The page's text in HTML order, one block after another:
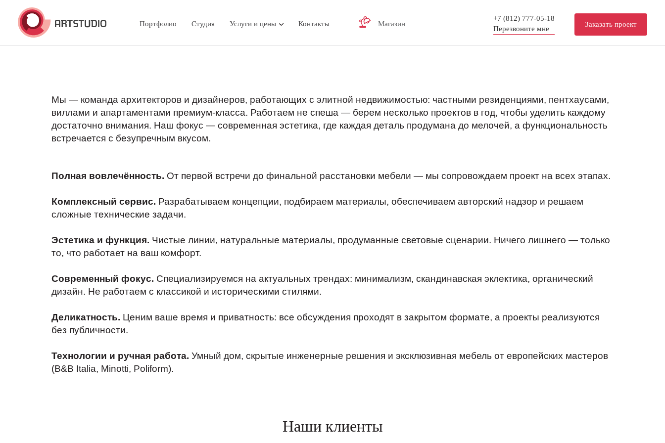
Портфолио Студия Услуги и цены Контакты Магазин
+7 (812) 777-05-18
Перезвоните мне
Заказать проект
Мы — команда архитекторов и дизайнеров, работающих с элитной недвижимостью: частными резиденциями, пентхаусами,
виллами и апартаментами премиум-класса. Работаем не спеша — берем несколько проектов в год, чтобы уделить каждому
достаточно внимания. Наш фокус — современная эстетика, где каждая деталь продумана до мелочей, а функциональность
встречается с безупречным вкусом.
Полная вовлечённость. От первой встречи до финальной расстановки мебели — мы сопровождаем проект на всех этапах.
Комплексный сервис. Разрабатываем концепции, подбираем материалы, обеспечиваем авторский надзор и решаем
сложные технические задачи.
Эстетика и функция. Чистые линии, натуральные материалы, продуманные световые сценарии. Ничего лишнего — только
то, что работает на ваш комфорт.
Современный фокус. Специализируемся на актуальных трендах: минимализм, скандинавская эклектика, органический
дизайн. Не работаем с классикой и историческими стилями.
Деликатность. Ценим ваше время и приватность: все обсуждения проходят в закрытом формате, а проекты реализуются
без публичности.
Технологии и ручная работа. Умный дом, скрытые инженерные решения и эксклюзивная мебель от европейских мастеров
(B&B Italia, Minotti, Poliform).
Наши клиенты